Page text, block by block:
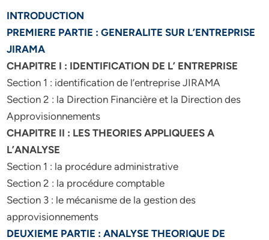
INTRODUCTION
PREMIERE PARTIE : GENERALITE SUR L’ENTREPRISE
JIRAMA
CHAPITRE I : IDENTIFICATION DE L’ ENTREPRISE
Section 1 : identification de l’entreprise JIRAMA
Section 2 : la Direction Financière et la Direction des
Approvisionnements
CHAPITRE II : LES THEORIES APPLIQUEES A
L’ANALYSE
Section 1 : la procédure administrative
Section 2 : la procédure comptable
Section 3 : le mécanisme de la gestion des
approvisionnements
DEUXIEME PARTIE : ANALYSE THEORIQUE DE